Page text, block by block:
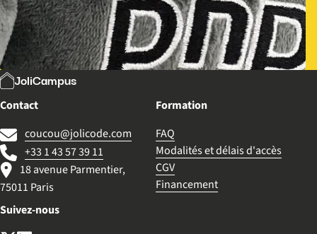
JoliCampus
Contact
coucou@jolicode.com
+33 1 43 57 39 11
18 avenue Parmentier,
75011 Paris
Formation
FAQ
Modalités et délais d'accès
CGV
Financement
Suivez-nous